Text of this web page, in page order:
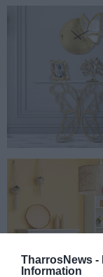
TharrosNews -
Information